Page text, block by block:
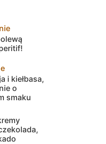
i kiełbasa,
o
smaku